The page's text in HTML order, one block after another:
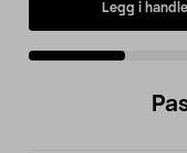
Legg i